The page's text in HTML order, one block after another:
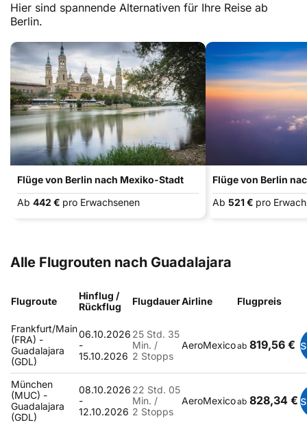
Hier sind spannende Alternativen für Ihre Reise ab
Berlin.
Flüge von Berlin nach Mexiko-Stadt
Ab 442 € pro Erwachsenen
Flüge von Berlin
Ab 521 € pro
Alle Flugrouten nach Guadalajara
Flugroute
Hinflug /
Rückflug
FlugdauerAirline Flugpreis
Frankfurt/Main
(FRA) -
Guadalajara
(GDL)
06.10.2026
-
15.10.2026
25 Std. 35
Min. /
2 Stopps
AeroMexicoab 819,56 €
München
(MUC) -
Guadalajara
(GDL)
08.10.2026
-
12.10.2026
22 Std. 05
Min. /
2 Stopps
AeroMexicoab 828,34 €